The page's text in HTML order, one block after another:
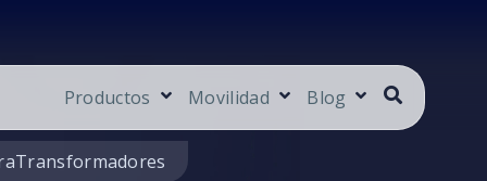
Productos Movilidad Blog
Transformadores